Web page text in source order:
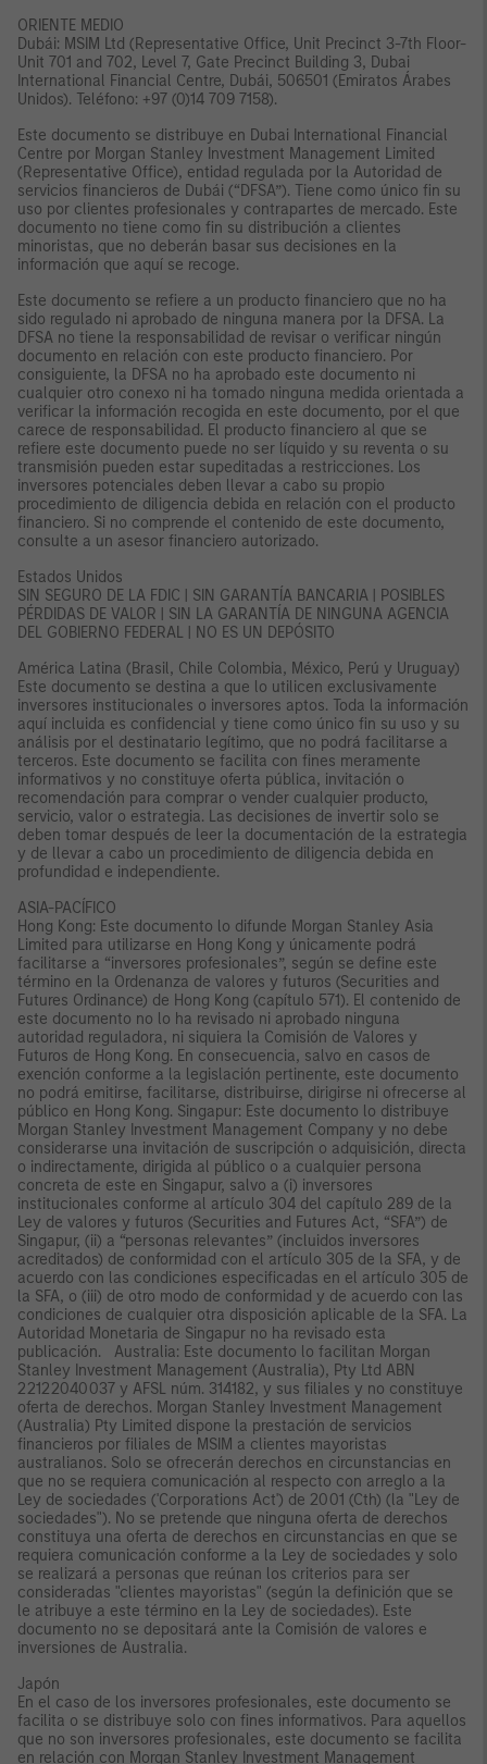
ORIENTE MEDIO
Dubái: MSIM Ltd (Representative Office, Unit Precinct 3-7th Floor-
Unit 701 and 702, Level 7, Gate Precinct Building 3, Dubai
International Financial Centre, Dubái, 506501 (Emiratos Árabes
Unidos). Teléfono: +97 (0)14 709 7158).
Este documento se distribuye en Dubai International Financial
Centre por Morgan Stanley Investment Management Limited
(Representative Office), entidad regulada por la Autoridad de
servicios financieros de Dubái (“DFSA”). Tiene como único fin su
uso por clientes profesionales y contrapartes de mercado. Este
documento no tiene como fin su distribución a clientes
minoristas, que no deberán basar sus decisiones en la
información que aquí se recoge.
Este documento se refiere a un producto financiero que no ha
sido regulado ni aprobado de ninguna manera por la DFSA. La
DFSA no tiene la responsabilidad de revisar o verificar ningún
documento en relación con este producto financiero. Por
consiguiente, la DFSA no ha aprobado este documento ni
cualquier otro conexo ni ha tomado ninguna medida orientada a
verificar la información recogida en este documento, por el que
carece de responsabilidad. El producto financiero al que se
refiere este documento puede no ser líquido y su reventa o su
transmisión pueden estar supeditadas a restricciones. Los
inversores potenciales deben llevar a cabo su propio
procedimiento de diligencia debida en relación con el producto
financiero. Si no comprende el contenido de este documento,
consulte a un asesor financiero autorizado.
Estados Unidos
SIN SEGURO DE LA FDIC | SIN GARANTÍA BANCARIA | POSIBLES
PÉRDIDAS DE VALOR | SIN LA GARANTÍA DE NINGUNA AGENCIA
DEL GOBIERNO FEDERAL | NO ES UN DEPÓSITO
América Latina (Brasil, Chile Colombia, México, Perú y Uruguay)
Este documento se destina a que lo utilicen exclusivamente
inversores institucionales o inversores aptos. Toda la información
aquí incluida es confidencial y tiene como único fin su uso y su
análisis por el destinatario legítimo, que no podrá facilitarse a
terceros. Este documento se facilita con fines meramente
informativos y no constituye oferta pública, invitación o
recomendación para comprar o vender cualquier producto,
servicio, valor o estrategia. Las decisiones de invertir solo se
deben tomar después de leer la documentación de la estrategia
y de llevar a cabo un procedimiento de diligencia debida en
profundidad e independiente.
ASIA-PACÍFICO
Hong Kong: Este documento lo difunde Morgan Stanley Asia
Limited para utilizarse en Hong Kong y únicamente podrá
facilitarse a “inversores profesionales”, según se define este
término en la Ordenanza de valores y futuros (Securities and
Futures Ordinance) de Hong Kong (capítulo 571). El contenido de
este documento no lo ha revisado ni aprobado ninguna
autoridad reguladora, ni siquiera la Comisión de Valores y
Futuros de Hong Kong. En consecuencia, salvo en casos de
exención conforme a la legislación pertinente, este documento
no podrá emitirse, facilitarse, distribuirse, dirigirse ni ofrecerse al
público en Hong Kong. Singapur: Este documento lo distribuye
Morgan Stanley Investment Management Company y no debe
considerarse una invitación de suscripción o adquisición, directa
o indirectamente, dirigida al público o a cualquier persona
concreta de este en Singapur, salvo a (i) inversores
institucionales conforme al artículo 304 del capítulo 289 de la
Ley de valores y futuros (Securities and Futures Act, “SFA”) de
Singapur, (ii) a “personas relevantes” (incluidos inversores
acreditados) de conformidad con el artículo 305 de la SFA, y de
acuerdo con las condiciones especificadas en el artículo 305 de
la SFA, o (iii) de otro modo de conformidad y de acuerdo con las
condiciones de cualquier otra disposición aplicable de la SFA. La
Autoridad Monetaria de Singapur no ha revisado esta
publicación. Australia: Este documento lo facilitan Morgan
Stanley Investment Management (Australia), Pty Ltd ABN
22122040037 y AFSL núm. 314182, y sus filiales y no constituye
oferta de derechos. Morgan Stanley Investment Management
(Australia) Pty Limited dispone la prestación de servicios
financieros por filiales de MSIM a clientes mayoristas
australianos. Solo se ofrecerán derechos en circunstancias en
que no se requiera comunicación al respecto con arreglo a la
Ley de sociedades ('Corporations Act') de 2001 (Cth) (la "Ley de
sociedades"). No se pretende que ninguna oferta de derechos
constituya una oferta de derechos en circunstancias en que se
requiera comunicación conforme a la Ley de sociedades y solo
se realizará a personas que reúnan los criterios para ser
consideradas "clientes mayoristas" (según la definición que se
le atribuye a este término en la Ley de sociedades). Este
documento no se depositará ante la Comisión de valores e
inversiones de Australia.
Japón
En el caso de los inversores profesionales, este documento se
facilita o se distribuye solo con fines informativos. Para aquellos
que no son inversores profesionales, este documento se facilita
en relación con Morgan Stanley Investment Management